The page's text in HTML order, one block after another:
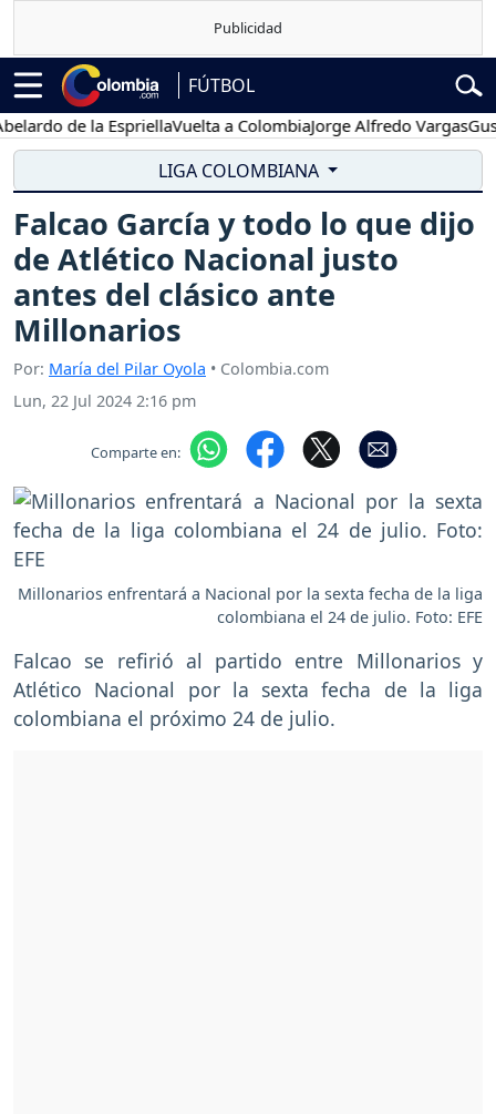
FÚTBOL
de la EspriellaVuelta a ColombiaJorge Alfredo Vargas
LIGA COLOMBIANA
Falcao García y todo lo que dijo
de Atlético Nacional justo
antes del clásico ante
Millonarios
Por: María del Pilar Oyola • Colombia.com
Lun, 22 Jul 2024 2:16 pm
Comparte en:
Millonarios enfrentará a Nacional por la sexta fecha de la liga
colombiana el 24 de julio. Foto: EFE
Falcao se refirió al partido entre Millonarios y
Atlético Nacional por la sexta fecha de la liga
colombiana el próximo 24 de julio.